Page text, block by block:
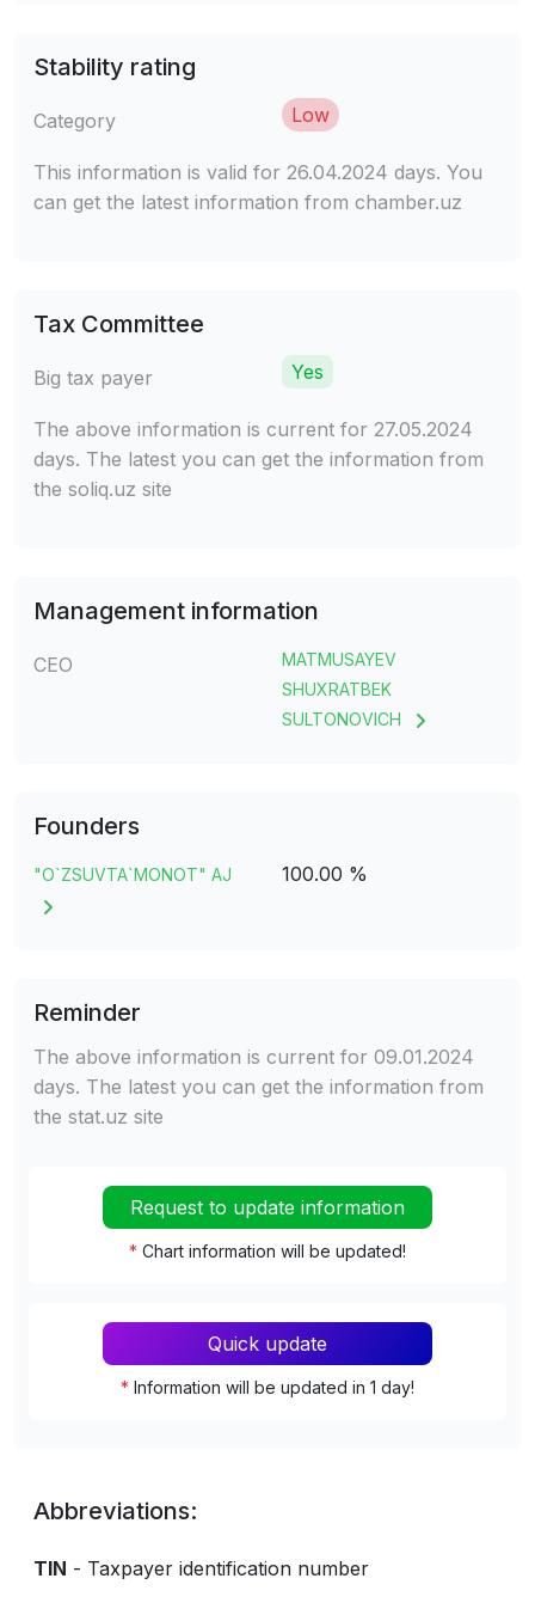
Stability rating
Category Low
This information is valid for 26.04.2024 days. You
can get the latest information from chamber.uz
Tax Committee
Big tax payer Yes
The above information is current for 27.05.2024
days. The latest you can get the information from
the soliq.uz site
Management information
CEO
MATMUSAYEV
SHUXRATBEK
SULTONOVICH
Founders
"O`ZSUVTA`MONOT" AJ 100.00 %
Reminder
The above information is current for 09.01.2024
days. The latest you can get the information from
the stat.uz site
Request to update information
* Chart information will be updated!
Quick update
* Information will be updated in 1 day!
Abbreviations:
TIN - Taxpayer identification number